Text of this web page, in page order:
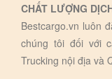
CHẤT LƯỢNG
Bestcargo.vn luôn
chúng tôi đối với
Trucking nội địa và